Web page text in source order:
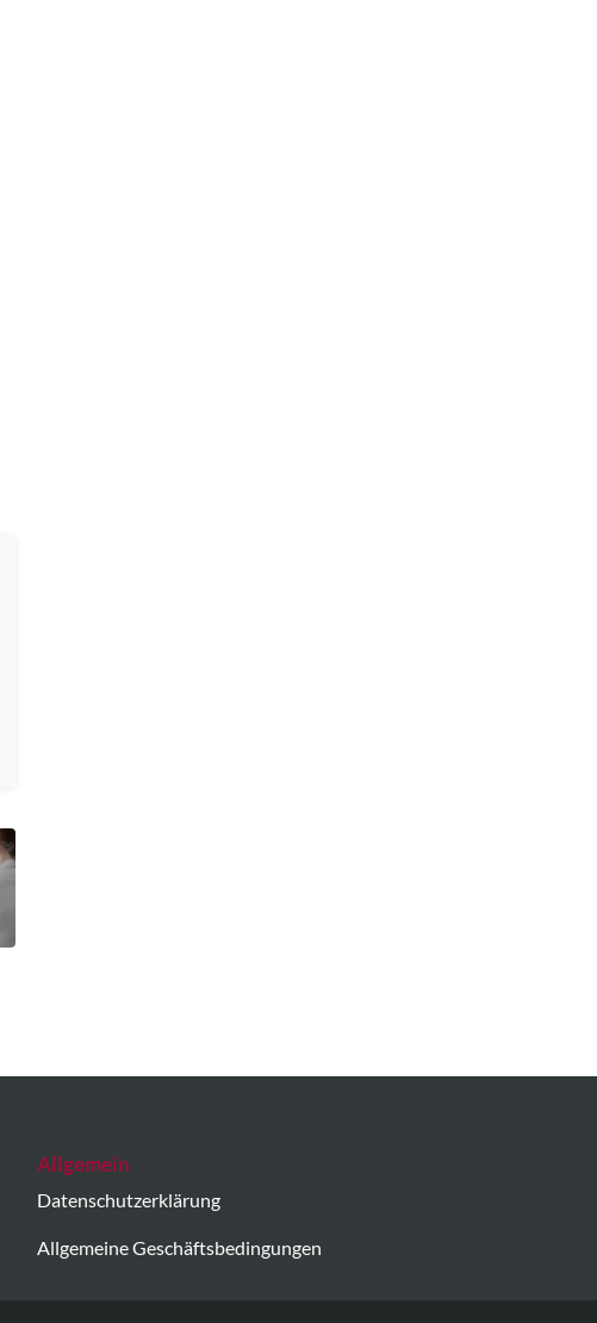
Allgemein
Datenschutzerklärung
Allgemeine Geschäftsbedingungen